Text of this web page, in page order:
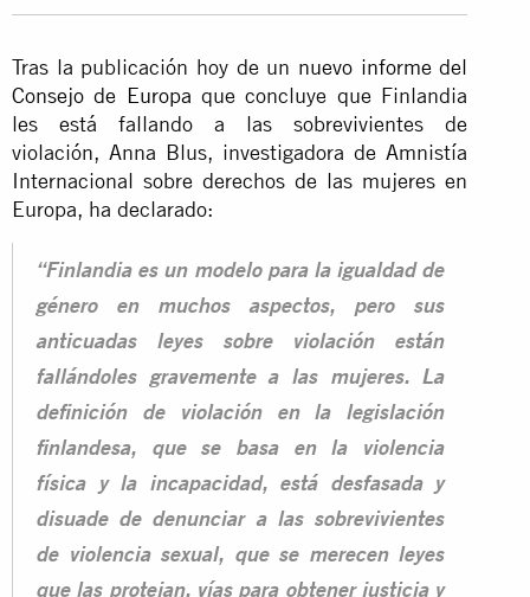
Tras la publicación hoy de un nuevo informe del
Consejo de Europa que concluye que Finlandia
les está fallando a las sobrevivientes de
violación, Anna Blus, investigadora de Amnistía
Internacional sobre derechos de las mujeres en
Europa, ha declarado:
“Finlandia es un modelo para la igualdad de
género en muchos aspectos, pero sus
anticuadas leyes sobre violación están
fallándoles gravemente a las mujeres. La
definición de violación en la legislación
finlandesa, que se basa en la violencia
física y la incapacidad, está desfasada y
disuade de denunciar a las sobrevivientes
de violencia sexual, que se merecen leyes
que las protejan, vías para obtener justicia y